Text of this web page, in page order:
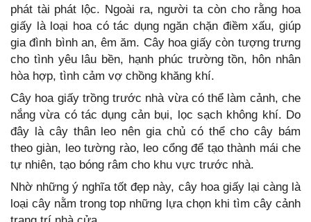
phát tài phát lộc. Ngoài ra, người ta còn cho rằng hoa
giấy là loại hoa có tác dụng ngăn chặn điềm xấu, giúp
gia đình bình an, êm ăm. Cây hoa giấy còn tượng trưng
cho tình yêu lâu bền, hạnh phúc trường tồn, hôn nhân
hòa hợp, tình cảm vợ chồng khăng khí.
Cây hoa giấy trồng trước nhà vừa có thể làm cảnh, che
nắng vừa có tác dụng cản bụi, lọc sạch không khí. Do
đây là cây thân leo nên gia chủ có thể cho cây bám
theo giàn, leo tường rào, leo cổng để tạo thành mái che
tự nhiên, tạo bóng râm cho khu vực trước nhà.
Nhờ những ý nghĩa tốt đẹp này, cây hoa giấy lại càng là
loại cây nằm trong top những lựa chọn khi tìm cây cảnh